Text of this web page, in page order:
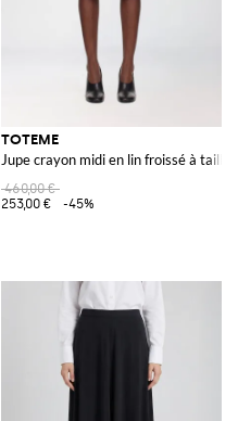
TOTEME
Jupe crayon midi en lin froissé à taille
460,00 €
253,00 €
-45%